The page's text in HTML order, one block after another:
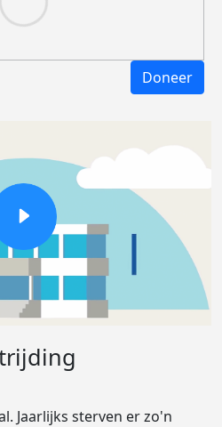
Doneer
Jaarlijks sterven er zo'n